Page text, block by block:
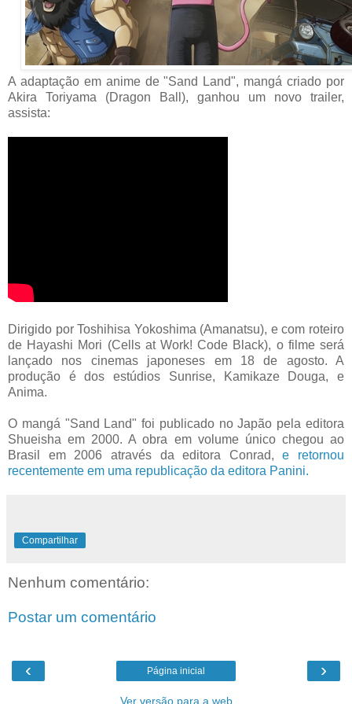
A adaptação em anime de "Sand Land", mangá criado por
Akira Toriyama (Dragon Ball), ganhou um novo trailer,
assista:
Dirigido por Toshihisa Yokoshima (Amanatsu), e com roteiro
de Hayashi Mori (Cells at Work! Code Black), o filme será
lançado nos cinemas japoneses em 18 de agosto. A
produção é dos estúdios Sunrise, Kamikaze Douga, e
Anima.
O mangá "Sand Land" foi publicado no Japão pela editora
Shueisha em 2000. A obra em volume único chegou ao
Brasil em 2006 através da editora Conrad,e retornou
recentemente em uma republicação da editora Panini.
Compartilhar
Nenhum comentário:
Postar um comentário
‹ ›
Página inicial
Ver versão para a web